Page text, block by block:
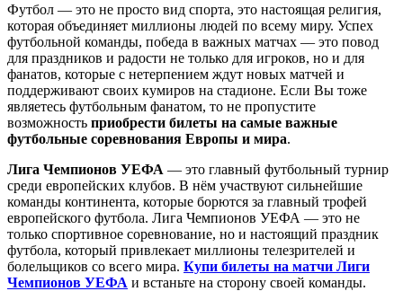
Футбол — это не просто вид спорта, это настоящая религия,
которая объединяет миллионы людей по всему миру. Успех
футбольной команды, победа в важных матчах — это повод
для праздников и радости не только для игроков, но и для
фанатов, которые с нетерпением ждут новых матчей и
поддерживают своих кумиров на стадионе. Если Вы тоже
являетесь футбольным фанатом, то не пропустите
возможность приобрести билеты на самые важные
футбольные соревнования Европы и мира.
Лига Чемпионов УЕФА — это главный футбольный турнир
среди европейских клубов. В нём участвуют сильнейшие
команды континента, которые борются за главный трофей
европейского футбола. Лига Чемпионов УЕФА — это не
только спортивное соревнование, но и настоящий праздник
футбола, который привлекает миллионы телезрителей и
болельщиков со всего мира. Купи билеты на матчи Лиги
Чемпионов УЕФА и встаньте на сторону своей команды.